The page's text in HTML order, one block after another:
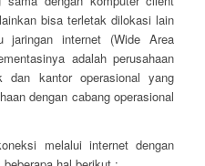
bisa terletak dilokasi lain
jaringan internet (Wide Area
adalah perusahaan
dan kantor operasional yang
dengan cabang operasional
melalui internet dengan